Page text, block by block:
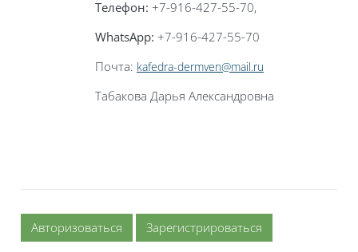
Телефон: +7-916-427-55-70,
WhatsApp: +7-916-427-55-70
Почта: kafedra-dermven@mail.ru
Табакова Дарья Александровна
Авторизоваться Зарегистрироваться